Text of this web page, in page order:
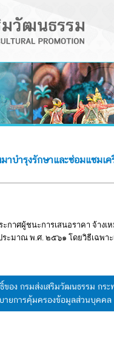
าบำรุงรักษาและซ่อมแซม
ะกาศผู้ชนะการเสนอราคา จ้า
ะมาณ พ.ศ. ๒๕๖๑ โดยวิธีเฉพาะ
ของ กรมส่งเสริมวัฒนธรรม กร
ายการคุ้มครองข้อมูลส่วนบุคคล